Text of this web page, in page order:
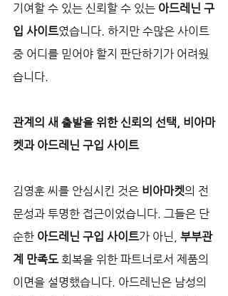
기여할 수 있는 신뢰할 수 있는 아드레닌 구
입 사이트였습니다. 하지만 수많은 사이트
중 어디를 믿어야 할지 판단하기가 어려웠
습니다.
관계의 새 출발을 위한 신뢰의 선택, 비아마
켓과 아드레닌 구입 사이트
김영훈 씨를 안심시킨 것은 비아마켓의 전
문성과 투명한 접근이었습니다. 그들은 단
순한 아드레닌 구입 사이트가 아닌, 부부관
계 만족도 회복을 위한 파트너로서 제품의
이면을 설명했습니다. 아드레닌은 남성의